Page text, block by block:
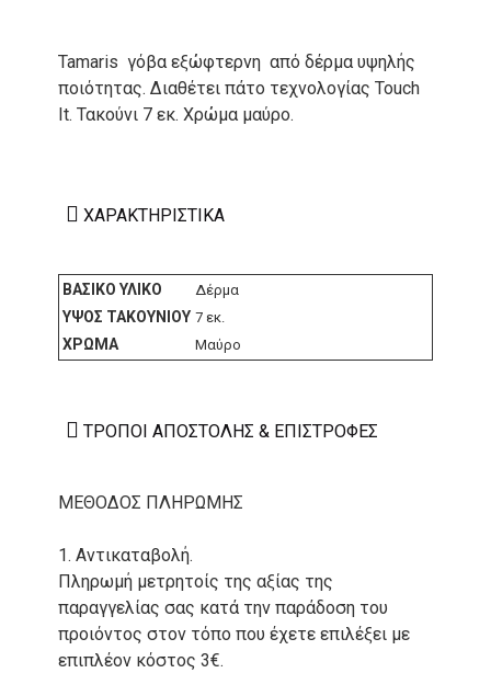
Tamaris γόβα εξώφτερνη από δέρμα υψηλής
ποιότητας. Διαθέτει πάτο τεχνολογίας Touch
It. Τακούνι 7 εκ. Χρώμα μαύρο.
ΧΑΡΑΚΤΗΡΙΣΤΙΚΆ
ΒΑΣΙΚΌ ΥΛΙΚΌ Δέρμα
ΎΨΟΣ ΤΑΚΟΥΝΙΟΎ 7 εκ.
ΧΡΏΜΑ Μαύρο
ΤΡΌΠΟΙ ΑΠΟΣΤΟΛΉΣ & ΕΠΙΣΤΡΟΦΈΣ
ΜΕΘΟΔΟΣ ΠΛΗΡΩΜΗΣ
1. Αντικαταβολή.
Πληρωμή μετρητοίς της αξίας της
παραγγελίας σας κατά την παράδοση του
προιόντος στον τόπο που έχετε επιλέξει με
επιπλέον κόστος 3€.